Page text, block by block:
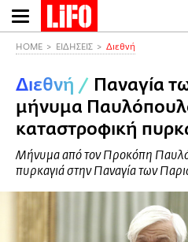
Παράκαμψη
προς
περιεχόμενο
HOME ΕΙΔΗΣΕΙΣ Διεθνή
Διεθνή / Παναγία
μήνυμα
καταστροφική
Μήνυμα από τον Προκόπη
πυρκαγιά στην Παναγία των